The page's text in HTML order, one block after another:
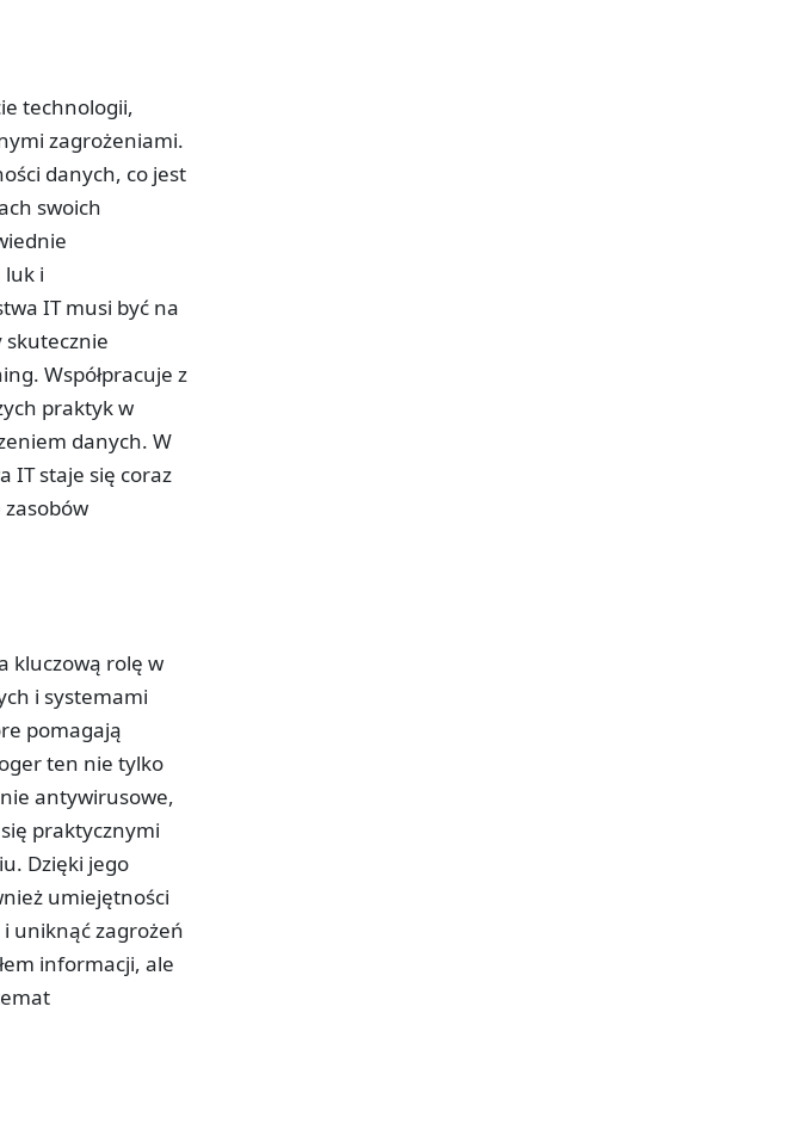
technologii,
zagrożeniami.
danych, co jest
swoich
i
IT musi być na
skutecznie
Współpracuje z
praktyk w
danych. W
IT staje się coraz
kluczową rolę w
i systemami
pomagają
ten nie tylko
antywirusowe,
praktycznymi
Dzięki jego
umiejętności
uniknąć zagrożeń
informacji, ale